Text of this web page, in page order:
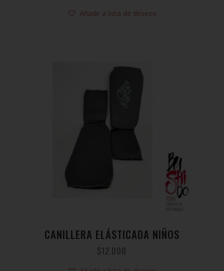
Añadir a lista de deseos
CANILLERA ELÁSTICADA NIÑOS
$12.000